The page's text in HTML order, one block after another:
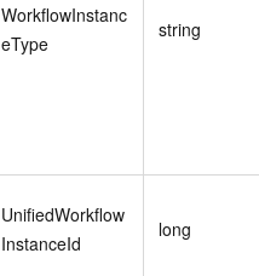
WorkflowInstanc
eType
string
UnifiedWorkflow
InstanceId
long